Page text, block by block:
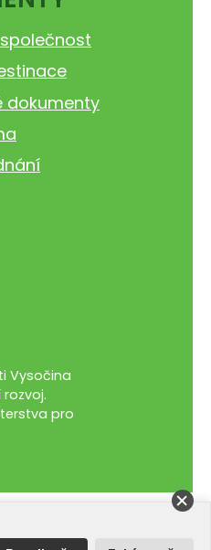
dokumenty
Vysočina
pro